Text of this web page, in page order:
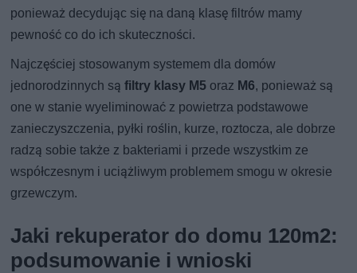
ponieważ decydując się na daną klasę filtrów mamy
pewność co do ich skuteczności.
Najczęściej stosowanym systemem dla domów
jednorodzinnych sąfiltry klasy M5 oraz M6, ponieważ są
one w stanie wyeliminować z powietrza podstawowe
zanieczyszczenia, pyłki roślin, kurze, roztocza, ale dobrze
radzą sobie także z bakteriami i przede wszystkim ze
współczesnym i uciążliwym problemem smogu w okresie
grzewczym.
Jaki rekuperator do domu 120m2:
podsumowanie i wnioski